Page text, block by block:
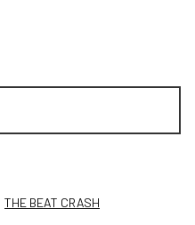
THE BEAT CRASH